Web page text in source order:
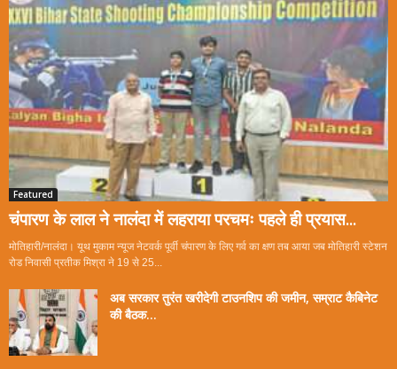
Featured
चंपारण के लाल ने नालंदा में लहराया परचमः पहले ही प्रयास...
मोतिहारी/नालंदा। यूथ मुकाम न्यूज नेटवर्क पूर्वी चंपारण के लिए गर्व का क्षण तब आया जब मोतिहारी स्टेशन
रोड निवासी प्रतीक मिश्रा ने 19 से 25...
अब सरकार तुरंत खरीदेगी टाउनशिप की जमीन, सम्राट कैबिनेट
की बैठक...